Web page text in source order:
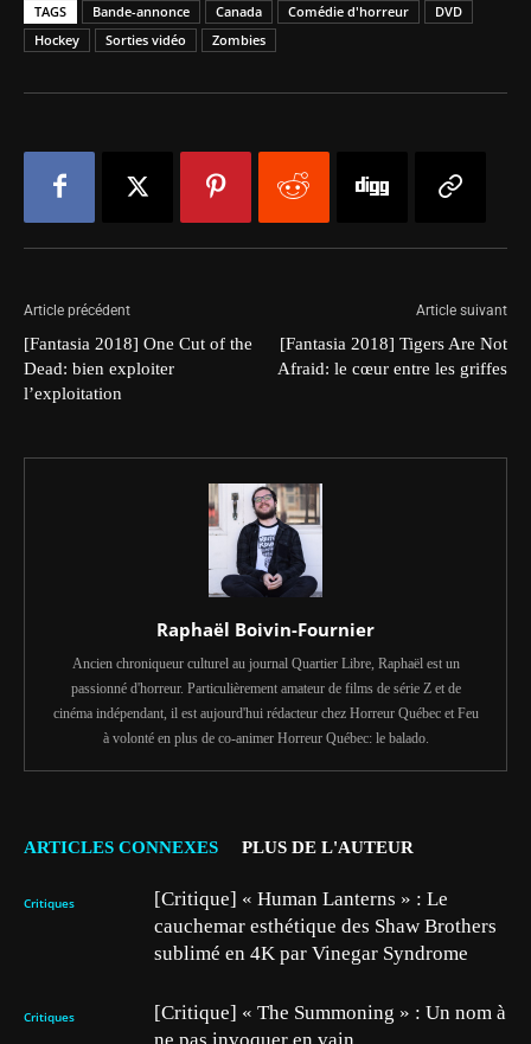
TAGS Bande-annonce Canada Comédie d'horreur
DVD
Hockey
Sorties vidéo Zombies
Article précédent
[Fantasia 2018] One Cut of the
Dead: bien exploiter
l’exploitation
Article suivant
[Fantasia 2018] Tigers Are Not
Afraid: le cœur entre les griffes
Raphaël Boivin-Fournier
Ancien chroniqueur culturel au journal Quartier Libre, Raphaël est un
passionné d'horreur. Particulièrement amateur de films de série Z et de
cinéma indépendant, il est aujourd'hui rédacteur chez Horreur Québec et Feu
à volonté en plus de co-animer Horreur Québec: le balado.
ARTICLES CONNEXES PLUS DE L'AUTEUR
Critiques
[Critique] « Human Lanterns » : Le
cauchemar esthétique des Shaw Brothers
sublimé en 4K par Vinegar Syndrome
Critiques
[Critique] « The Summoning » : Un nom à
ne pas invoquer en vain